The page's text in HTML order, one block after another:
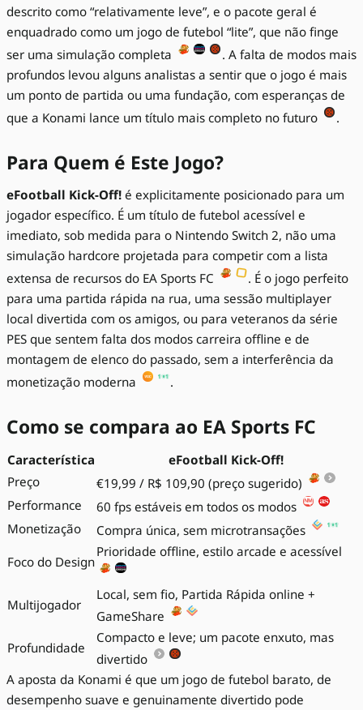
descrito como “relativamente leve”, e o pacote geral é
enquadrado como um jogo de futebol “lite”, que não finge
ser uma simulação completa
. A falta de modos mais
profundos levou alguns analistas a sentir que o jogo é mais
um ponto de partida ou uma fundação, com esperanças de
que a Konami lance um título mais completo no futuro
.
Para Quem é Este Jogo?
eFootball Kick-Off! é explicitamente posicionado para um
jogador específico. É um título de futebol acessível e
imediato, sob medida para o Nintendo Switch 2, não uma
simulação hardcore projetada para competir com a lista
extensa de recursos do EA Sports FC
. É o jogo perfeito
para uma partida rápida na rua, uma sessão multiplayer
local divertida com os amigos, ou para veteranos da série
PES que sentem falta dos modos carreira offline e de
montagem de elenco do passado, sem a interferência da
monetização moderna
.
Como se compara ao EA Sports FC
Característica
eFootball Kick-Off!
Preço
€19,99 / R$ 109,90 (preço sugerido)
Performance
60 fps estáveis em todos os modos
Monetização
Compra única, sem microtransações
Foco do Design
Prioridade offline, estilo arcade e acessível
Multijogador
Local, sem fio, Partida Rápida online +
GameShare
Profundidade
Compacto e leve; um pacote enxuto, mas
divertido
A aposta da Konami é que um jogo de futebol barato, de
desempenho suave e genuinamente divertido pode